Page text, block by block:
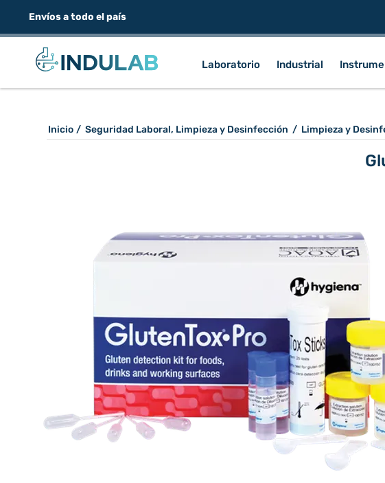
Envíos a todo el país
Laboratorio Industrial
Inicio / Seguridad Laboral, Limpieza y Desinfección / Limpieza y